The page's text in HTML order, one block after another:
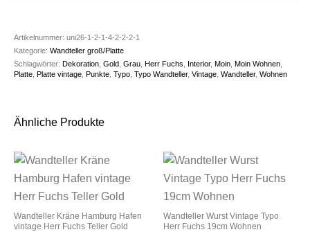
Artikelnummer:uni26-1-2-1-4-2-2-2-1
Kategorie:Wandteller groß/Platte
Schlagwörter:Dekoration ,Gold ,Grau ,Herr Fuchs Interior,Moin ,Moin Wohnen
Platte ,Platte vintage ,Punkte ,Typo ,Typo Wandteller,Vintage ,Wandteller,Wohnen
Ähnliche Produkte
Wandteller Kräne Hamburg Hafen
vintage Herr Fuchs Teller Gold
Wandteller Wurst Vintage Typo
Herr Fuchs 19cm Wohnen